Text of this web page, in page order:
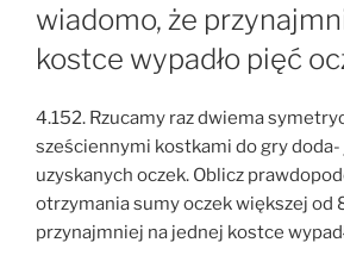
wiadomo, że
kostce wypadło pięć
4.152. Rzucamy raz dwiema
sześciennymi kostkami do gry
uzyskanych oczek. Oblicz
otrzymania sumy oczek większej od
przynajmniej na jednej kostce